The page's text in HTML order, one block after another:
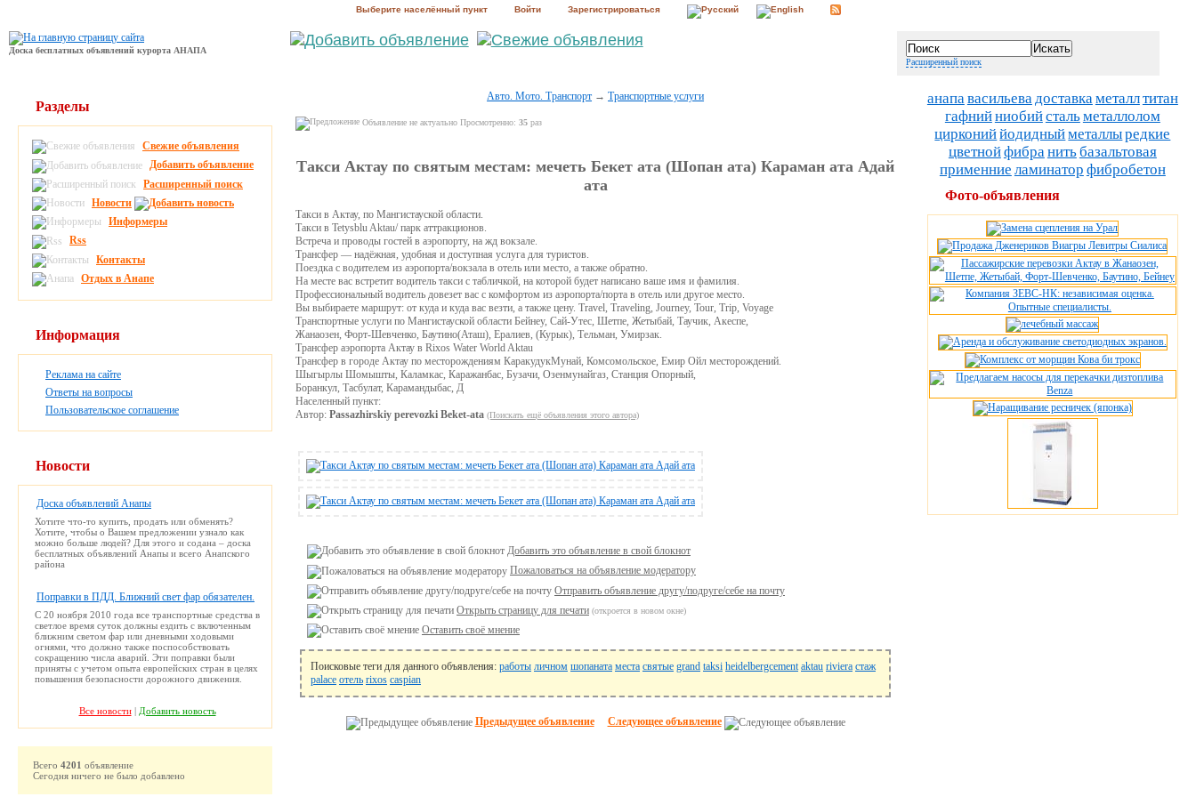
Выберите населённый пункт Войти Зарегистрироваться
Доска бесплатных объявлений курорта АНАПА
Расширенный поиск
Авто. Мото. Транспорт →Транспортные услуги
Объявление не актуально Просмотренно: 35раз
Такси Актау по святым местам: мечеть Бекет ата (Шопан ата) Караман ата Адай
ата
Такси в Актау, по Мангистауской области.
Такси в Tetysblu Aktau/ парк аттракционов.
Встреча и проводы гостей в аэропорту, на жд вокзале.
Трансфер — надёжная, удобная и доступная услуга для туристов.
Поездка с водителем из аэропорта/вокзала в отель или место, а также обратно.
На месте вас встретит водитель такси с табличкой, на которой будет написано ваше имя и фамилия.
Профессиональный водитель довезет вас с комфортом из аэропорта/порта в отель или другое место.
Вы выбираете маршрут: от куда и куда вас везти, а также цену. Travel, Traveling, Journey, Tour, Trip, Voyage
Транспортные услуги по Мангистауской области Бейнеу, Сай-Утес, Шетпе, Жетыбай, Таучик, Акеспе,
Жанаозен, Форт-Шевченко, Баутино(Аташ), Ералиев, (Курык), Тельман, Умирзак.
Трансфер аэропорта Актау в Rixos Water World Aktau
Трансфер в городе Актау по месторождениям КаракудукМунай, Комсомольское, Емир Ойл месторождений.
Шыгырлы Шомышты, Каламкас, Каражанбас, Бузачи, Озенмунайгаз, Станция Опорный,
Боранкул, Тасбулат, Карамандыбас, Д
Населенный пункт:
Автор: Passazhirskiy perevozki Beket-ata (Поискать ещё объявления этого автора)
Добавить это объявление в свой блокнот
Пожаловаться на объявление модератору
Отправить объявление другу/подруге/себе на почту
Открыть страницу для печати (откроется в новом окне)
Оставить своё мнение
Поисковые теги для данного объявления: работы личном шопаната места святые grand taksi heidelbergcement aktau riviera стаж
palace отель rixos caspian
Предыдущее объявление Следующее объявление
Разделы
Свежие объявления
Добавить объявление
Расширенный поиск
Новости
Информеры
Rss
Контакты
Отдых в Анапе
Информация
Реклама на сайте
Ответы на вопросы
Пользовательское соглашение
Новости
Доска объявлений Анапы
Хотите что-то купить, продать или обменять?
Хотите, чтобы о Вашем предложении узнало как
можно больше людей? Для этого и содана – доска
бесплатных объявлений Анапы и всего Анапского
района
Поправки в ПДД. Ближний свет фар обязателен.
С 20 ноября 2010 года все транспортные средства в
светлое время суток должны ездить с включенным
ближним светом фар или дневными ходовыми
огнями, что должно также поспособствовать
сокращению числа аварий. Эти поправки были
приняты с учетом опыта европейских стран в целях
повышения безопасности дорожного движения.
Все новости| Добавить новость
Всего 4201 объявление
Сегодня ничего не было добавлено
анапавасильевадоставкаметаллтитан
гафнийниобийстальметаллолом
циркониййодидныйметаллыредкие
цветнойфибранитьбазальтовая
применние ламинатор фибробетон
Фото-объявления